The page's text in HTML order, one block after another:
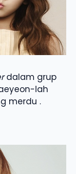
dalam grup
lah
merdu .